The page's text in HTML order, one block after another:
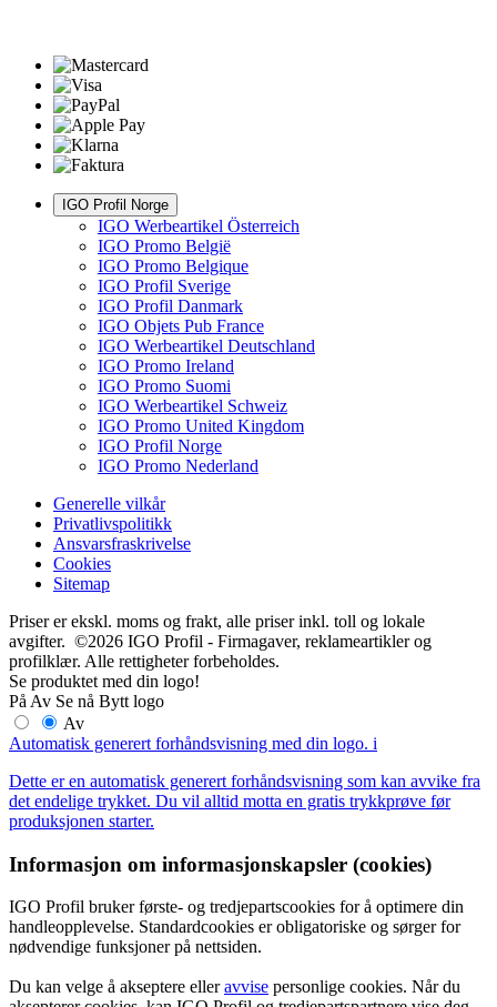
IGO Profil Norge
IGO Werbeartikel Österreich
IGO Promo België
IGO Promo Belgique
IGO Profil Sverige
IGO Profil Danmark
IGO Objets Pub France
IGO Werbeartikel Deutschland
IGO Promo Ireland
IGO Promo Suomi
IGO Werbeartikel Schweiz
IGO Promo United Kingdom
IGO Profil Norge
IGO Promo Nederland
Generelle vilkår
Privatlivspolitikk
Ansvarsfraskrivelse
Cookies
Sitemap
Priser er ekskl. moms og frakt, alle priser inkl. toll og lokale
avgifter. ©2026 IGO Profil - Firmagaver, reklameartikler og
profilklær. Alle rettigheter forbeholdes.
Se produktet med din logo!
På Av Se nå Bytt logo
Av
Automatisk generert forhåndsvisning med din logo. i
Dette er en automatisk generert forhåndsvisning som kan avvike fra
det endelige trykket. Du vil alltid motta en gratis trykkprøve før
produksjonen starter.
Informasjon om informasjonskapsler (cookies)
IGO Profil bruker første- og tredjepartscookies for å optimere din
handleopplevelse. Standardcookies er obligatoriske og sørger for
nødvendige funksjoner på nettsiden.
Du kan velge å akseptere elleravvise personlige cookies. Når du